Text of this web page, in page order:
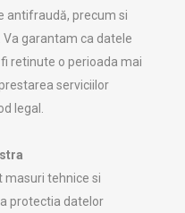
antifraudă, precum si
garantam ca datele
retinute o perioada mai
serviciilor
legal.
masuri tehnice si
protectia datelor